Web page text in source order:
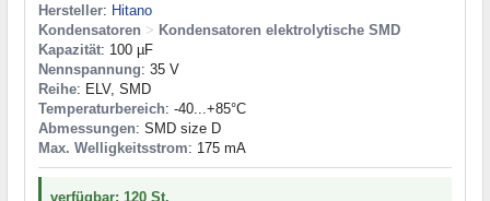
Hersteller: Hitano
Kondensatoren > Kondensatoren elektrolytische SMD
Kapazität: 100 µF
Nennspannung: 35 V
Reihe: ELV, SMD
Temperaturbereich: -40...+85°C
Abmessungen: SMD size D
Max. Welligkeitsstrom: 175 mA
verfügbar: 120 St.